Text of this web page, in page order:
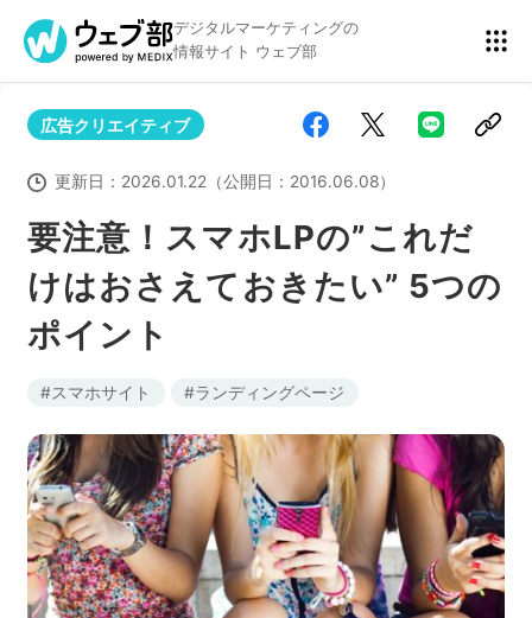
デジタルマーケティングの
情報サイト ウェブ部
リスティング広告 BtoBマーケティング
アクセス解析 ディスプレイ広告
アドテクノロジー 広告クリエイティブ
Webサイト構築 EC
ネット市場調査データ フィード広告
要注意！スマホLPの”これだ
けはおさえておきたい” 5つの
ポイント
広告クリエイティブ
更新日： 2026.01.22（公開日： 2016.06.08）
スマホサイト ランディングページ